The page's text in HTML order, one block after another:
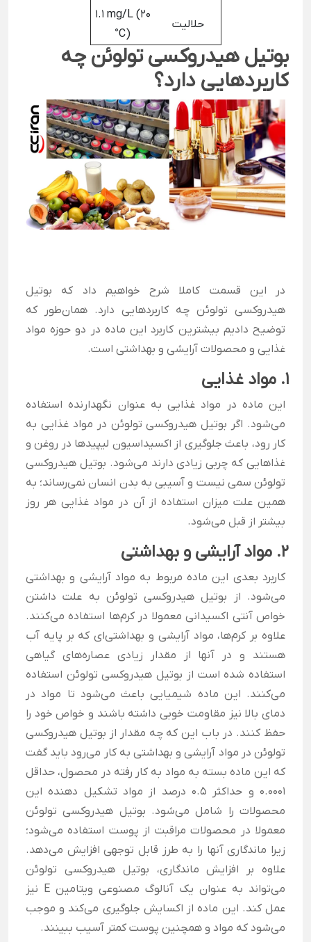
حلالیت
1.1 mg/L (20
°C)
بوتیل هیدروکسی تولوئن چه
کاربردهایی دارد؟
در این قسمت کاملا شرح خواهیم داد که بوتیل
هیدروکسی تولوئن چه کاربردهایی دارد. همان‌طور که
توضیح دادیم بیشترین کاربرد این ماده در دو حوزه مواد
غذایی و محصولات آرایشی و بهداشتی است.
1. مواد غذایی
این ماده در مواد غذایی به عنوان نگهدارنده استفاده
می‌شود. اگر بوتیل هیدروکسی تولوئن در مواد غذایی به
کار رود، باعث جلوگیری از اکسیداسیون لیپیدها در روغن و
غذاهایی که چربی زیادی دارند می‌شود. بوتیل هیدروکسی
تولوئن سمی نیست و آسیبی به بدن انسان نمی‌رساند؛ به
همین علت میزان استفاده از آن در مواد غذایی هر روز
بیشتر از قبل می‌شود.
2. مواد آرایشی و بهداشتی
کاربرد بعدی این ماده مربوط به مواد آرایشی و بهداشتی
می‌شود. از بوتیل هیدروکسی تولوئن به علت داشتن
خواص آنتی اکسیدانی معمولا در کرم‌ها استفاده می‌کنند.
علاوه بر کرم‌ها، مواد آرایشی و بهداشتی‌ای که بر پایه آب
هستند و در آنها از مقدار زیادی عصاره‌های گیاهی
استفاده شده است از بوتیل هیدروکسی تولوئن استفاده
می‌کنند. این ماده شیمیایی باعث می‌شود تا مواد در
دمای بالا نیز مقاومت خوبی داشته باشند و خواص خود را
حفظ کنند. در باب این که چه مقدار از بوتیل هیدروکسی
تولوئن در مواد آرایشی و بهداشتی به کار می‌رود باید گفت
که این ماده بسته به مواد به کار رفته در محصول، حداقل
0.0001 و حداکثر 0.5 درصد از مواد تشکیل دهنده این
محصولات را شامل می‌شود. بوتیل هیدروکسی تولوئن
معمولا در محصولات مراقبت از پوست استفاده می‌شود؛
زیرا ماندگاری آنها را به طرز قابل توجهی افزایش می‌دهد.
علاوه بر افزایش ماندگاری، بوتیل هیدروکسی تولوئن
می‌تواند به عنوان یک آنالوگ مصنوعی ویتامین E نیز
عمل کند. این ماده از اکسایش جلوگیری می‌کند و موجب
می‌شود که مواد و همچنین پوست کمتر آسیب ببینند.